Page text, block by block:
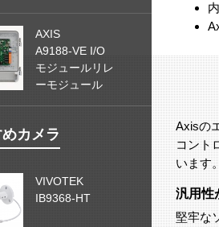
Axisの
コント
います
汎用性
堅牢な
AXIS
A9188-VE I/O
モジュールリレ
ーモジュール
カメラ
VIVOTEK
IB9368-HT